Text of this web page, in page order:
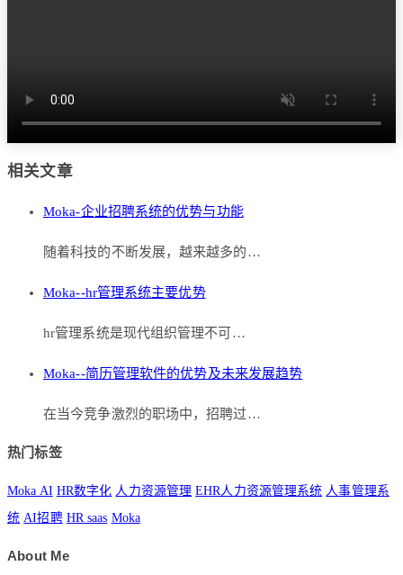
相关文章
Moka-企业招聘系统的优势与功能
随着科技的不断发展，越来越多的…
Moka--hr管理系统主要优势
hr管理系统是现代组织管理不可…
Moka--简历管理软件的优势及未来发展趋势
在当今竞争激烈的职场中，招聘过…
热门标签
Moka AI HR数字化 人力资源管理 EHR人力资源管理系统 人事管理系
统 AI招聘 HR saas Moka
About Me